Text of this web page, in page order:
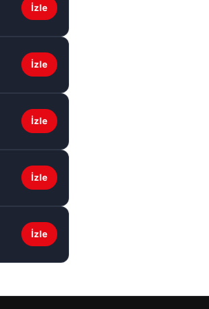
İzle
İzle
İzle
İzle
İzle